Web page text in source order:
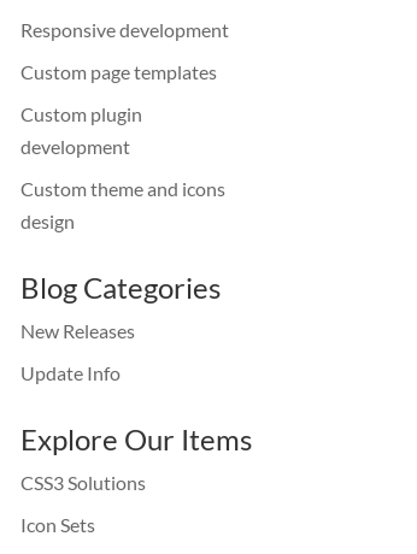
Responsive development
Custom page templates
Custom plugin
development
Custom theme and icons
design
Blog Categories
New Releases
Update Info
Explore Our Items
CSS3 Solutions
Icon Sets